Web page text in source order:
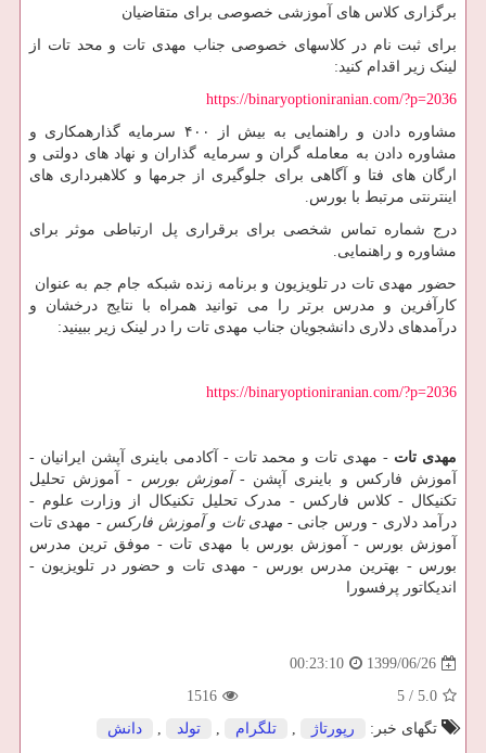
برگزاری کلاس های آموزشی خصوصی برای متقاضیان
برای ثبت نام در کلاسهای خصوصی جناب مهدی تات و محد تات از
لینک زیر اقدام کنید:
https://binaryoptioniranian.com/?p=2036
مشاوره دادن و راهنمایی به بیش از ۴۰۰ سرمایه گذارهمکاری و
مشاوره دادن به معامله گران و سرمایه گذاران و نهاد های دولتی و
ارگان های فتا و آگاهی برای جلوگیری از جرمها و کلاهبرداری های
اینترنتی مرتبط با بورس.
درج شماره تماس شخصی برای برقراری پل ارتباطی موثر برای
مشاوره و راهنمایی.
حضور مهدی تات در تلویزیون و برنامه زنده شبکه جام جم به عنوان
کارآفرین و مدرس برتر را می توانید همراه با نتایج درخشان و
درآمدهای دلاری دانشجویان جناب مهدی تات را در لینک زیر ببینید:
https://binaryoptioniranian.com/?p=2036
مهدی تات - مهدی تات و محمد تات - آکادمی باینری آپشن ایرانیان -
آموزش فارکس و باینری آپشن -آموزش بورس - آموزش تحلیل
تکنیکال - کلاس فارکس - مدرک تحلیل تکنیکال از وزارت علوم -
درآمد دلاری - ورس جانی - مهدی تات و آموزش فارکس - مهدی تات
آموزش بورس - آموزش بورس با مهدی تات - موفق ترین مدرس
بورس - بهترین مدرس بورس - مهدی تات و حضور در تلویزیون -
اندیکاتور پرفسورا
1399/06/26
00:23:10
5.0
/
5
1516
تگهای خبر:
رپورتاژ , تلگرام , تولد , دانش